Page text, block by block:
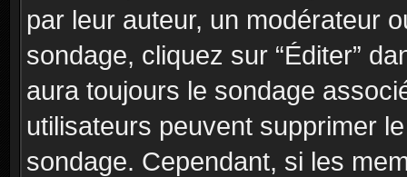
par leur auteur, un modérateur
sondage, cliquez sur “Éditer”
aura toujours le sondage
utilisateurs peuvent supprimer
sondage. Cependant, si les